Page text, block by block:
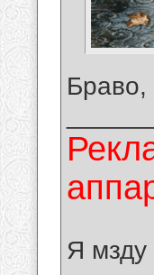
Браво,
Я мзду